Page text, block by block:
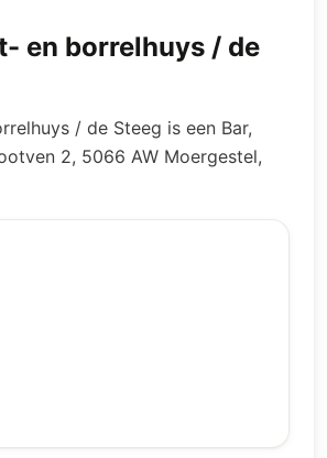
en borrelhuys / de
/ de Steeg is een Bar,
2, 5066 AW Moergestel,